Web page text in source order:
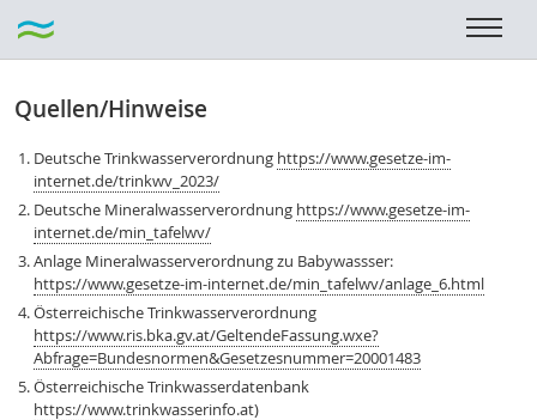
Quellen/Hinweise
Deutsche Trinkwasserverordnung https://www.gesetze-im-
internet.de/trinkwv_2023/
Deutsche Mineralwasserverordnung https://www.gesetze-im-
internet.de/min_tafelwv/
Anlage Mineralwasserverordnung zu Babywassser:
https://www.gesetze-im-internet.de/min_tafelwv/anlage_6.html
Österreichische Trinkwasserverordnung
https://www.ris.bka.gv.at/GeltendeFassung.wxe?
Abfrage=Bundesnormen&Gesetzesnummer=20001483
Österreichische Trinkwasserdatenbank
https://www.trinkwasserinfo.at)